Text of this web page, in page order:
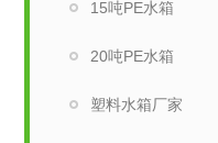
15吨PE水箱
20吨PE水箱
塑料水箱厂家